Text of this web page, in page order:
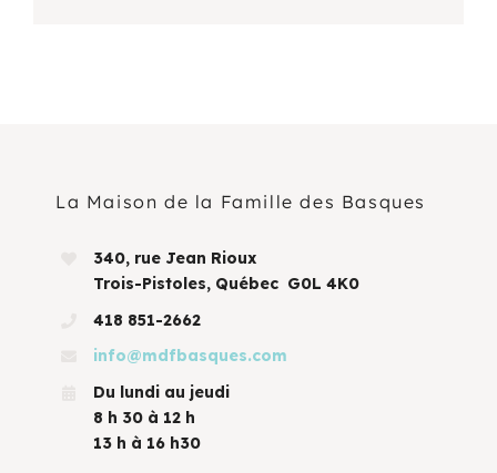
La Maison de la Famille des Basques
340, rue Jean Rioux
Trois-Pistoles, Québec G0L 4K0
418 851-2662
info@mdfbasques.com
Du lundi au jeudi
8 h 30 à 12 h
13 h à 16 h30